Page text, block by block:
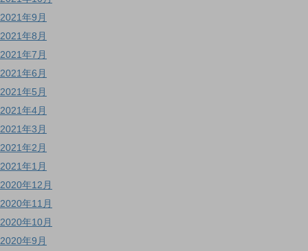
2021年9月
2021年8月
2021年7月
2021年6月
2021年5月
2021年4月
2021年3月
2021年2月
2021年1月
2020年12月
2020年11月
2020年10月
2020年9月